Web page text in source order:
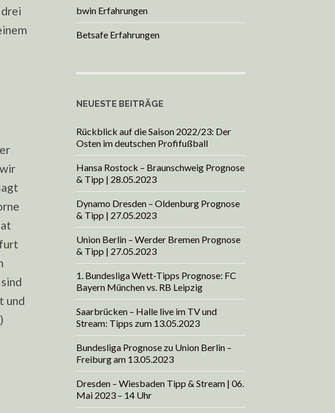
und
bwin Erfahrungen
Betsafe Erfahrungen
NEUESTE BEITRÄGE
Rückblick auf die Saison 2022/23: Der
Osten im deutschen Profifußball
Hansa Rostock – Braunschweig Prognose
& Tipp | 28.05.2023
Dynamo Dresden – Oldenburg Prognose
& Tipp | 27.05.2023
Union Berlin – Werder Bremen Prognose
& Tipp | 27.05.2023
1. Bundesliga Wett-Tipps Prognose: FC
Bayern München vs. RB Leipzig
Saarbrücken – Halle live im TV und
Stream: Tipps zum 13.05.2023
Bundesliga Prognose zu Union Berlin –
Freiburg am 13.05.2023
Dresden – Wiesbaden Tipp & Stream | 06.
Mai 2023 – 14 Uhr